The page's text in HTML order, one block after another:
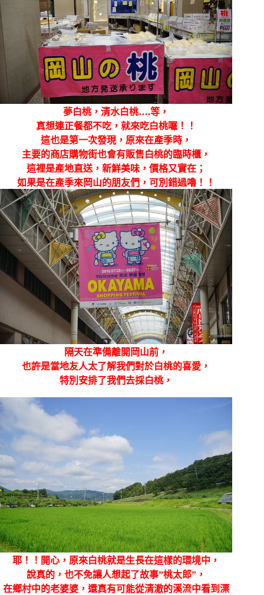
夢白桃，清水白桃….等，
真想連正餐都不吃，就來吃白桃囉！！
這也是第一次發現，原來在產季時，
主要的商店購物街也會有販售白桃的臨時櫃，
這裡是產地直送，新鮮美味，價格又實在；
如果是在產季來岡山的朋友們，可別錯過嚕！！
隔天在準備離開岡山前，
也許是當地友人太了解我們對於白桃的喜愛，
特別安排了我們去採白桃，
耶！！開心，原來白桃就是生長在這樣的環境中，
說真的，也不免讓人想起了故事”桃太郎”，
在鄉村中的老婆婆，還真有可能從清澈的溪流中看到漂